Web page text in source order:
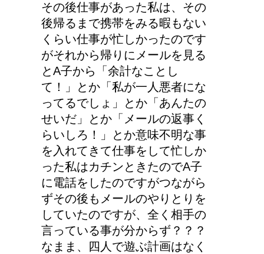
どっちが正しいの?!夜間
走行で車のライトは上向
き？下向き？
その後仕事があった私は、その
後帰るまで携帯をみる暇もない
くらい仕事が忙しかったのです
がそれから帰りにメールを見る
とA子から「余計なことし
て！」とか「私が一人悪者にな
ってるでしょ」とか「あんたの
せいだ」とか「メールの返事く
らいしろ！」とか意味不明な事
を入れてきて仕事をして忙しか
った私はカチンときたのでA子
に電話をしたのですがつながら
ずその後もメールのやりとりを
していたのですが、全く相手の
言っている事が分からず？？？
なまま、四人で遊ぶ計画はなく